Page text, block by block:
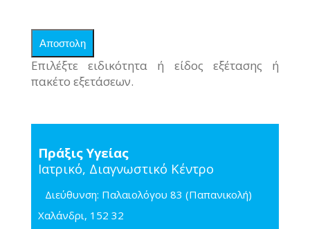
Επιλέξτε ειδικότητα ή είδος εξέτασης ή
πακέτο εξετάσεων.
Πράξις Υγείας
Ιατρικό, Διαγνωστικό Κέντρο
Διεύθυνση: Παλαιολόγου 83 (Παπανικολή)
Χαλάνδρι, 152 32